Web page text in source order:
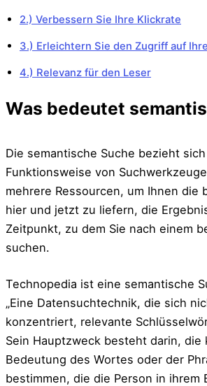
2.) Verbessern Sie Ihre Klickrate
3.) Erleichtern Sie den Zugriff auf
4.) Relevanz für den Leser
Was bedeutet
Die semantische Suche bezieht
Funktionsweise von
mehrere Ressourcen, um Ihnen die
hier und jetzt zu liefern, die
Zeitpunkt, zu dem Sie nach einem
suchen.
Technopedia ist eine semantische
„Eine Datensuchtechnik, die sich
konzentriert, relevante
Sein Hauptzweck besteht darin, die
Bedeutung des Wortes oder der
bestimmen, die die Person in ihrem